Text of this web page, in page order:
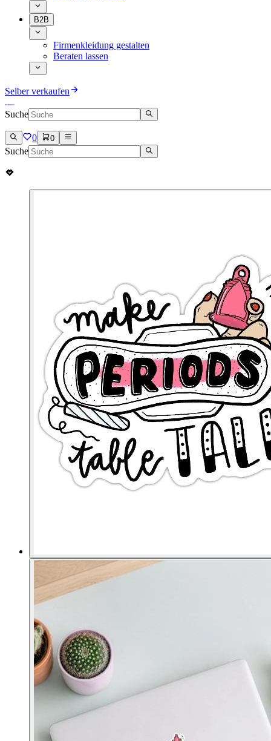
B2B
Firmenkleidung gestalten
Beraten lassen
Selber verkaufen
Suche
0 0
Suche